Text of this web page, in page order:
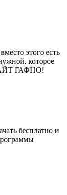
этого есть
которое
ГАФНО!
бесплатно и